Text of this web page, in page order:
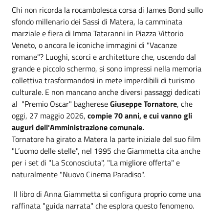
Chi non ricorda la rocambolesca corsa di James Bond sullo
sfondo millenario dei Sassi di Matera, la camminata
marziale e fiera di Imma Tataranni in Piazza Vittorio
Veneto, o ancora le iconiche immagini di "Vacanze
romane"? Luoghi, scorci e architetture che, uscendo dal
grande e piccolo schermo, si sono impressi nella memoria
collettiva trasformandosi in mete imperdibili di turismo
culturale. E non mancano anche diversi passaggi dedicati
al "Premio Oscar" baghereseGiuseppe Tornatore, che
oggi, 27 maggio 2026, compie 70 anni, e cui vanno gli
auguri dell'Amministrazione comunale.
Tornatore ha girato a Matera la parte iniziale del suo film
"L’uomo delle stelle", nel 1995 che Giammetta cita anche
per i set di "La Sconosciuta", "La migliore offerta" e
naturalmente "Nuovo Cinema Paradiso".
Il libro di Anna Giammetta si configura proprio come una
raffinata "guida narrata" che esplora questo fenomeno.